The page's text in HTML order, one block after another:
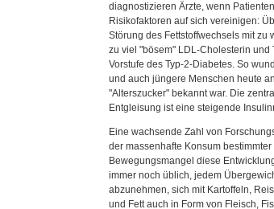
diagnostizieren Ärzte, wenn
Risikofaktoren auf sich vereinigen:
Störung des Fettstoffwechsels mit
zu viel "bösem" LDL-Cholesterin und
Vorstufe des Typ-2-Diabetes. So
und auch jüngere Menschen heute
"Alterszucker" bekannt war. Die
Entgleisung ist eine steigende
Eine wachsende Zahl von
der massenhafte Konsum
Bewegungsmangel diese
immer noch üblich, jedem
abzunehmen, sich mit Kartoffeln,
und Fett auch in Form von Fleisch,